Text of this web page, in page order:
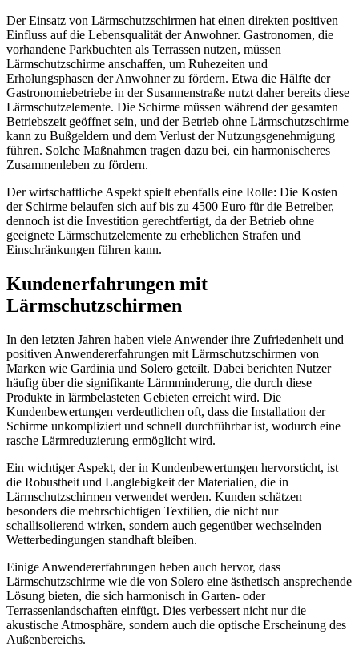
Der Einsatz von Lärmschutzschirmen hat einen direkten positiven
Einfluss auf die Lebensqualität der Anwohner. Gastronomen, die
vorhandene Parkbuchten als Terrassen nutzen, müssen
Lärmschutzschirme anschaffen, um Ruhezeiten und
Erholungsphasen der Anwohner zu fördern. Etwa die Hälfte der
Gastronomiebetriebe in der Susannenstraße nutzt daher bereits diese
Lärmschutzelemente. Die Schirme müssen während der gesamten
Betriebszeit geöffnet sein, und der Betrieb ohne Lärmschutzschirme
kann zu Bußgeldern und dem Verlust der Nutzungsgenehmigung
führen. Solche Maßnahmen tragen dazu bei, ein harmonischeres
Zusammenleben zu fördern.
Der wirtschaftliche Aspekt spielt ebenfalls eine Rolle: Die Kosten
der Schirme belaufen sich auf bis zu 4500 Euro für die Betreiber,
dennoch ist die Investition gerechtfertigt, da der Betrieb ohne
geeignete Lärmschutzelemente zu erheblichen Strafen und
Einschränkungen führen kann.
Kundenerfahrungen mit
Lärmschutzschirmen
In den letzten Jahren haben viele Anwender ihre Zufriedenheit und
positiven Anwendererfahrungen mit Lärmschutzschirmen von
Marken wie Gardinia und Solero geteilt. Dabei berichten Nutzer
häufig über die signifikante Lärmminderung, die durch diese
Produkte in lärmbelasteten Gebieten erreicht wird. Die
Kundenbewertungen verdeutlichen oft, dass die Installation der
Schirme unkompliziert und schnell durchführbar ist, wodurch eine
rasche Lärmreduzierung ermöglicht wird.
Ein wichtiger Aspekt, der in Kundenbewertungen hervorsticht, ist
die Robustheit und Langlebigkeit der Materialien, die in
Lärmschutzschirmen verwendet werden. Kunden schätzen
besonders die mehrschichtigen Textilien, die nicht nur
schallisolierend wirken, sondern auch gegenüber wechselnden
Wetterbedingungen standhaft bleiben.
Einige Anwendererfahrungen heben auch hervor, dass
Lärmschutzschirme wie die von Solero eine ästhetisch ansprechende
Lösung bieten, die sich harmonisch in Garten- oder
Terrassenlandschaften einfügt. Dies verbessert nicht nur die
akustische Atmosphäre, sondern auch die optische Erscheinung des
Außenbereichs.